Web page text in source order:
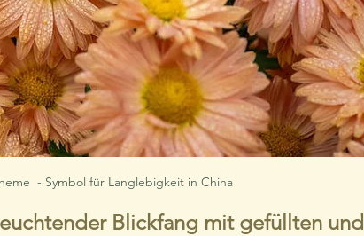
- Symbol für Langlebigkeit in China
Blickfang mit gefüllten und